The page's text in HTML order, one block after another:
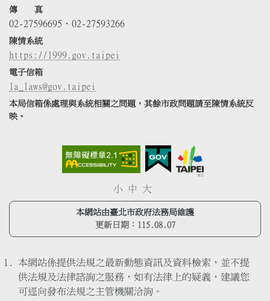
傳 真
02-27596695、02-27593266
陳情系統
https://1999.gov.taipei
電子信箱
la_laws@gov.taipei
本局信箱係處理與系統相關之問題，其餘市政問題請至陳情系統反
映。
小 中 大
本網站由臺北市政府法務局維護
更新日期： 115.08.07
本網站係提供法規之最新動態資訊及資料檢索，並不提
供法規及法律諮詢之服務，如有法律上的疑義，建議您
可逕向發布法規之主管機關洽詢。